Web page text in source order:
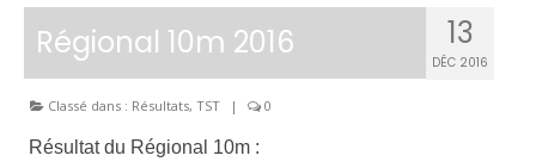
Présentation
Inscription 10M Centre Ville
13
DÉC 2016
Régional 10m 2016
Classé dans : Résultats, TST | 0
Résultat du Régional 10m :